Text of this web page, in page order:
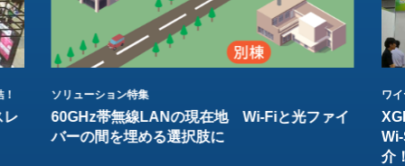
レ
ソリューション特集
60GHz帯無線LANの現在地 Wi-Fiと光ファイ
バーの間を埋める選択肢に
ワ
介